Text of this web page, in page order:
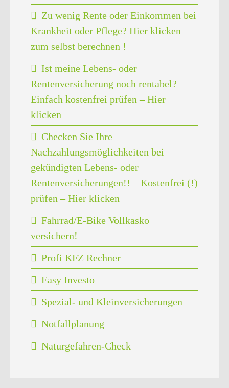
Zu wenig Rente oder Einkommen bei
Krankheit oder Pflege? Hier klicken
zum selbst berechnen !
Ist meine Lebens- oder
Rentenversicherung noch rentabel? –
Einfach kostenfrei prüfen – Hier
klicken
Checken Sie Ihre
Nachzahlungsmöglichkeiten bei
gekündigten Lebens- oder
Rentenversicherungen!! – Kostenfrei (!)
prüfen – Hier klicken
Fahrrad/E-Bike Vollkasko
versichern!
Profi KFZ Rechner
Easy Investo
Spezial- und Kleinversicherungen
Notfallplanung
Naturgefahren-Check